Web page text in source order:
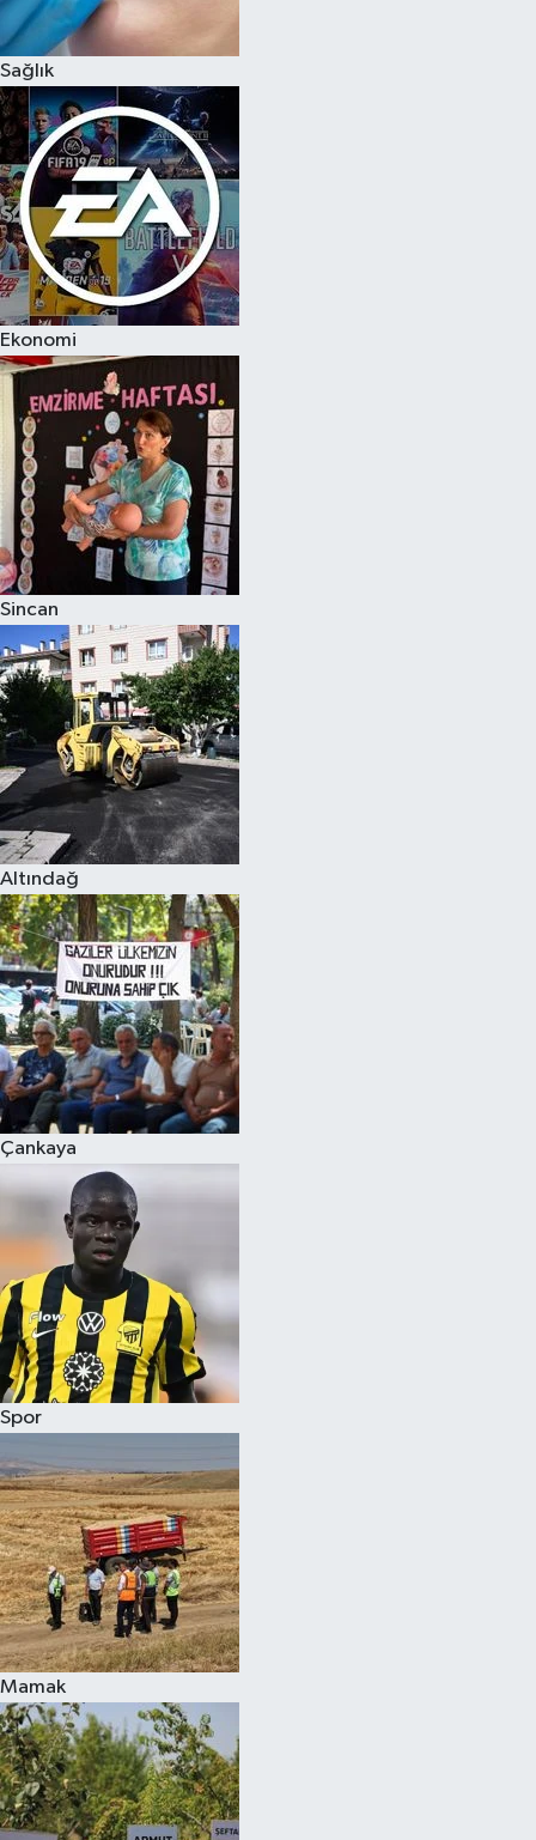
Sağlık
Ekonomi
Sincan
Altındağ
Çankaya
Spor
Mamak